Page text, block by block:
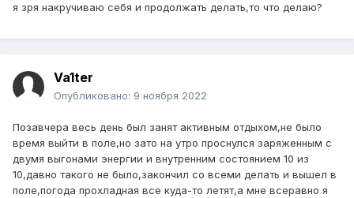
я зря накручиваю себя и продолжать делать,то что делаю?
Va1ter
Опубликовано: 9 ноября 2022
Позавчера весь день был занят активным отдыхом,не было
время выйти в поле,но зато на утро проснулся заряженным с
двумя выгонами энергии и внутренним состоянием 10 из
10,давно такого не было,закончил со всеми делать и вышел в
поле,погода прохладная все куда-то летят,а мне всеравно я